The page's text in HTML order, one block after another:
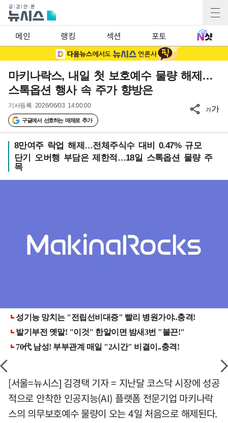
메인 랭킹 섹션 포토
마키나락스, 내일 첫 보호예수 물량 해제…
스톡옵션 행사 속 주가 향방은
기사등록 2026/06/03 14:00:00
구글에서 선호하는 매체로 추가
가가
8만여주 락업 해제…전체주식수 대비 0.47% 규모
단기 오버행 부담은 제한적…18일 스톡옵션 물량 주
목
[서울=뉴시스] 김경택 기자 = 지난달 코스닥 시장에 성공
적으로 안착한 인공지능(AI) 플랫폼 전문기업 마키나락
스의 의무보호예수 물량이 오는 4일 처음으로 해제된다.